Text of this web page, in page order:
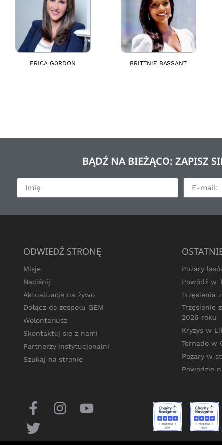
ERICA GORDON BRITTNIE BASSANT
BĄDŹ NA BIEŻĄCO: ZAPISZ
ODWIEDŹ STRONĘ
Misje
Naciśnij
Aktualizacje na żywo
Dołącz do zespołu GEM
Wolontariusz
Skontaktuj się z nami
Partnerzy instytucjonalni
Szukaj na stronie
Pożary
Powódź w
Trzęsienia
Trzęsienie
2026 roku
Kryzys w
Tornado w
Pożary w
Powodzie